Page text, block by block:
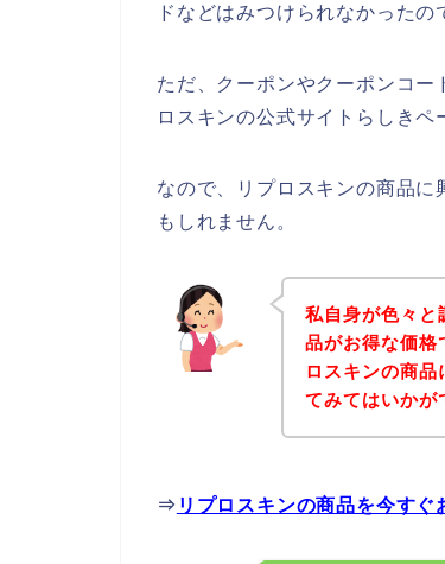
ドなどはみつけられなかったの
ただ、クーポンやクーポンコ
ロスキンの公式サイトらしき
なので、リプロスキンの商品
もしれません。
私自身が色々と
品がお得な価格
ロスキンの商
てみてはいかが
⇒ リプロスキンの商品を今す